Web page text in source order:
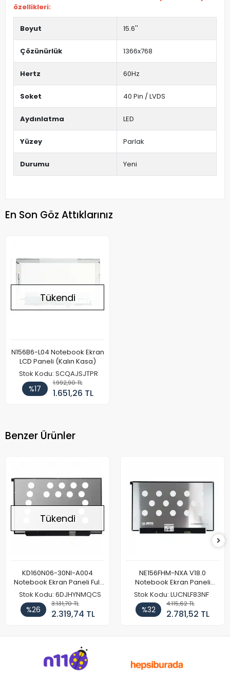
özellikleri:
Boyut 15.6''
Çözünürlük 1366x768
Hertz 60Hz
Soket 40 Pin / LVDS
Aydınlatma LED
Yüzey Parlak
Durumu Yeni
En Son Göz Attıklarınız
Tükendi
N156B6-L04 Notebook Ekran
LCD Paneli (Kalın Kasa)
Stok Kodu: SCQAJSJTPR
%17
1.992,90 TL
1.651,26 TL
Benzer Ürünler
Tükendi
KD160N06-30NI-A004
Notebook Ekran Paneli Full
HD
Stok Kodu: 6DJHYNMQCS
%26
3.131,70 TL
2.319,74 TL
NE156FHM-NXA V18.0
Notebook Ekran Paneli
144Hz
Stok Kodu: LUCNLF83NF
%32
4.115,62 TL
2.781,52 TL